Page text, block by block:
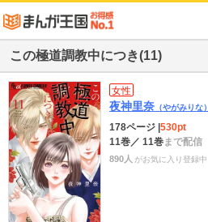
この極道調教中につき(11)
女性
夜神里奈 （やがみりな）
178ページ 530pt
11巻／ 11巻まで配信
890人 がお気に入り登録中